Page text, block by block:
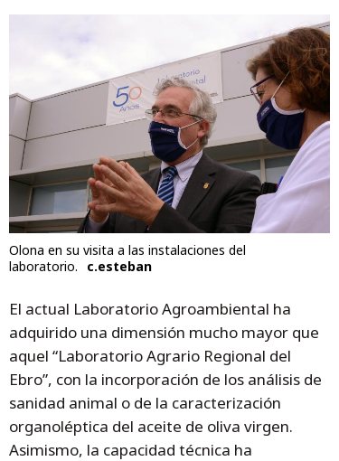
Olona en su visita a las instalaciones del
laboratorio.
c.esteban
El actual Laboratorio Agroambiental ha
adquirido una dimensión mucho mayor que
aquel “Laboratorio Agrario Regional del
Ebro”, con la incorporación de los análisis de
sanidad animal o de la caracterización
organoléptica del aceite de oliva virgen.
Asimismo, la capacidad técnica ha